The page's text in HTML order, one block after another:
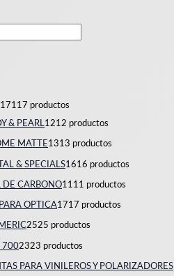
117 productos
& PEARL1212 productos
MATTE1313 productos
& SPECIALS1616 productos
DE CARBONO1111 productos
OPTICA1717 productos
2525 productos
7002323 productos
PARA VINILEROS Y POLARIZADORES